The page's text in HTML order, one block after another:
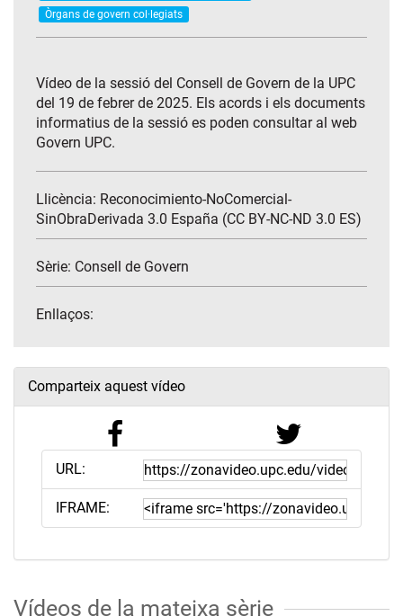
Òrgans de govern col·legiats
Vídeo de la sessió del Consell de Govern de la UPC
del 19 de febrer de 2025. Els acords i els documents
informatius de la sessió es poden consultar al web
Govern UPC.
Llicència: Reconocimiento-NoComercial-
SinObraDerivada 3.0 España (CC BY-NC-ND 3.0 ES)
Sèrie: Consell de Govern
Enllaços:
Comparteix aquest vídeo
URL:
IFRAME:
Vídeos de la mateixa sèrie